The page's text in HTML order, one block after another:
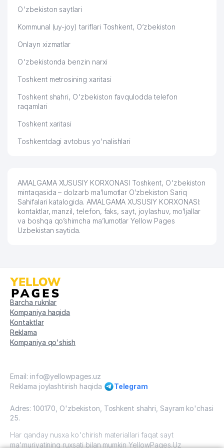
55 ARMADO LUXE GROUP MChJ
56
FOREX CLUB-TASHKENT NODAVLAT
57
YAKKA TARTIBDAGI TADBIRKOR
ISSIQLIK DUNYOSI MChJ
59
YAKKASAROY ADVOKATLARI
62
KRICHAGINA A.A. YAKKA
TARTIBDAGI TADBIRKOR
538 м
63 PEREVODI №1 MChJ 540 м
64
COOL KIDS NODAVLAT TA'LIM
66
HUMSON BULOQ SANATORIUM
MChJ
67 HFG HOTEL MANAGEMENT MChJ
68
69 JOINT FASHION STYLE MChJ
71
GOLDEN STEPPES TRAVEL AND
TA'MINOTI BOSHQARMASI
O'zbekiston saytlari
Kommunal (uy-joy) tariflari Toshkent, O‘zbekiston
Onlayn xizmatlar
O'zbekistonda benzin narxi
Toshkent metrosining xaritasi
Toshkent shahri, O'zbekiston favqulodda telefon
raqamlari
Toshkent xaritasi
Toshkentdagi avtobus yo'nalishlari
AMALGAMA XUSUSIY KORXONASI Toshkent, O'zbekiston
mintaqasida – dolzarb ma’lumotlar O’zbekiston Sariq
Sahifalari katalogida. AMALGAMA XUSUSIY KORXONASI:
kontaktlar, manzil, telefon, faks, sayt, joylashuv, mo’ljallar
va boshqa qo’shimcha ma’lumotlar Yellow Pages
Uzbekistan saytida.
Barcha ruknlar
Kompaniya haqida
Kontaktlar
Reklama
Kompaniya qo'shish
Email: info@yellowpages.uz
Reklama joylashtirish haqida
Telegram
Adres: 100170, O'zbekiston, Toshkent shahri, Sayram ko'chasi
25.
Har qanday nusxa ko'chirish materiallari faqat sayt
ma'muriyatining ruxsati bilan mumkin YellowPages.Uz